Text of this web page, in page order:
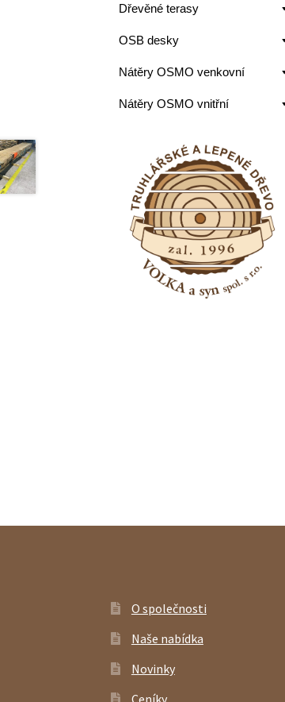
Dřevěné terasy
OSB desky
Nátěry OSMO venkovní
Nátěry OSMO vnitřní
O společnosti
Naše nabídka
Novinky